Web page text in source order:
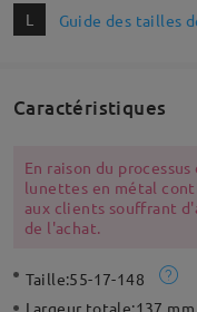
L Guide des tailles
Caractéristiques
En raison du
lunettes en métal
aux clients souffrant
de l'achat.
Taille:55-17-148